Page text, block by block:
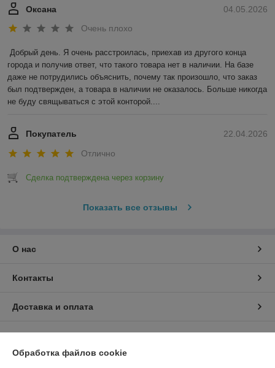
04.05.2026
Оксана
Очень плохо
Добрый день. Я очень расстроилась, приехав из другого конца
города и получив ответ, что такого товара нет в наличии. На базе
даже не потрудились объяснить, почему так произошло, что заказ
был подтвержден, а товара в наличии не оказалось. Больше никогда
не буду свящываться с этой конторой....
22.04.2026
Покупатель
Отлично
Сделка подтверждена через корзину
Показать все отзывы
О нас
Контакты
Доставка и оплата
График работы
Обработка файлов cookie